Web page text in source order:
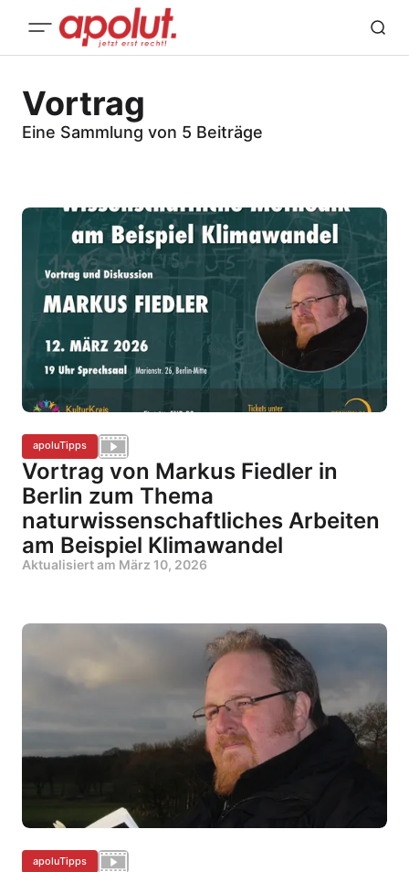
Vortrag
Eine Sammlung von 5 Beiträge
apoluTipps
Vortrag von Markus Fiedler in
Berlin zum Thema
naturwissenschaftliches Arbeiten
am Beispiel Klimawandel
Aktualisiert am März 10, 2026
apoluTipps